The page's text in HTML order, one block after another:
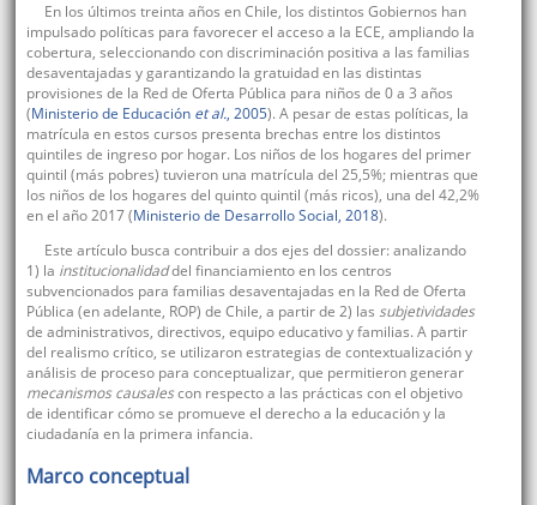
En los últimos treinta años en Chile, los distintos Gobiernos han
impulsado políticas para favorecer el acceso a la ECE, ampliando la
cobertura, seleccionando con discriminación positiva a las familias
desaventajadas y garantizando la gratuidad en las distintas
provisiones de la Red de Oferta Pública para niños de 0 a 3 años
(Ministerio de Educación et al., 2005). A pesar de estas políticas, la
matrícula en estos cursos presenta brechas entre los distintos
quintiles de ingreso por hogar. Los niños de los hogares del primer
quintil (más pobres) tuvieron una matrícula del 25,5%; mientras que
los niños de los hogares del quinto quintil (más ricos), una del 42,2%
en el año 2017 (Ministerio de Desarrollo Social, 2018).
Este artículo busca contribuir a dos ejes del dossier: analizando
1) la institucionalidaddel financiamiento en los centros
subvencionados para familias desaventajadas en la Red de Oferta
Pública (en adelante, ROP) de Chile, a partir de 2) las subjetividades
de administrativos, directivos, equipo educativo y familias. A partir
del realismo crítico, se utilizaron estrategias de contextualización y
análisis de proceso para conceptualizar, que permitieron generar
mecanismos causalescon respecto a las prácticas con el objetivo
de identificar cómo se promueve el derecho a la educación y la
ciudadanía en la primera infancia.
Marco conceptual